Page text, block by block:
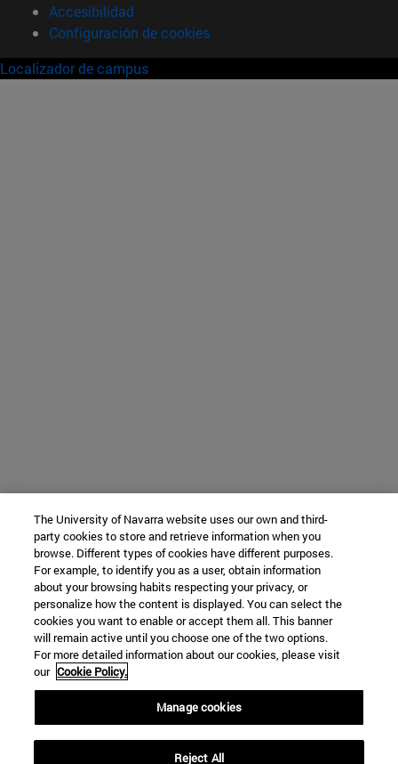
Accesibilidad
Configuración de cookies
Localizador de campus
The University of Navarra website uses our own and third-
party cookies to store and retrieve information when you
browse. Different types of cookies have different purposes.
For example, to identify you as a user, obtain information
about your browsing habits respecting your privacy, or
personalize how the content is displayed. You can select the
cookies you want to enable or accept them all. This banner
will remain active until you choose one of the two options.
For more detailed information about our cookies, please visit
our Cookie Policy.
Manage cookies
Reject All